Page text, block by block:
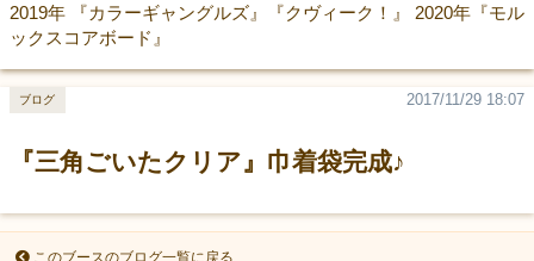
2019年 『カラーギャングルズ』『クヴィーク！』 2020年『モル
ックスコアボード』
『三角ごいたクリア』巾着袋完成♪
2017/11/29 18:07
ブログ
このブースのブログ一覧に戻る